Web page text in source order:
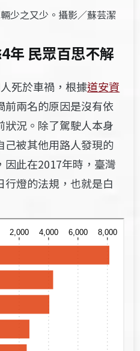
少之又少。攝影／蘇芸潔
年 民眾百思不解
死於車禍，根據道安資
前兩名的原因是沒有依
況。除了駕駛人本身
己被其他用路人發現的
此在2017年時，臺灣
燈的法規，也就是白